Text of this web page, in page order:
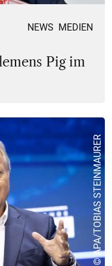
NEWS MEDIEN
Pig im
© APA/TOBIAS STEINMAURER